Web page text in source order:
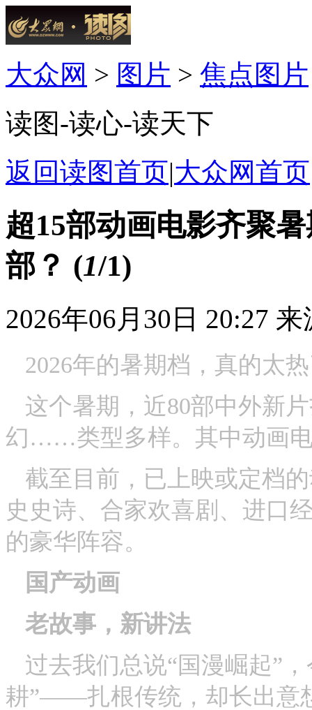
大众网 > 图片 > 焦点图片
读图-读心-读天下
返回读图首页|大众网首页
超15部动画电影齐聚
部？ (1/1)
2026年06月30日 20:27 来
2026年的暑期档，真的太
这个暑期，近80部中外新
幻……类型多样。其中动画
截至目前，已上映或定档
史史诗、合家欢喜剧、进口
的豪华阵容。
国产动画
老故事，新讲法
过去我们总说“国漫崛起”
耕”——扎根传统，却长出意